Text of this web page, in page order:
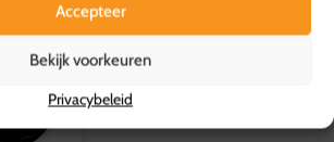
Accepteer
Bekijk voorkeuren
Privacybeleid